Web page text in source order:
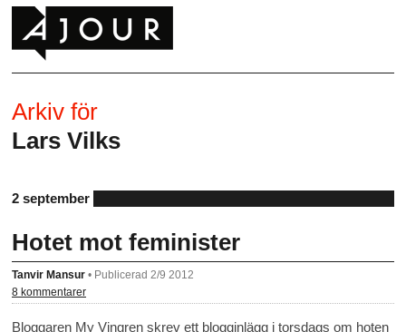
Arkiv för
Lars Vilks
2 september
Hotet mot feminister
Tanvir Mansur • Publicerad 2/9 2012
8 kommentarer
Bloggaren My Vingren skrev ett blogginlägg i torsdags om hoten